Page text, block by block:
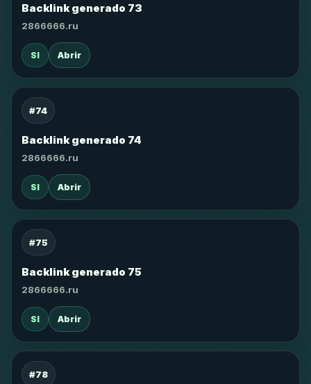
Backlink generado 73
2866666.ru
SI Abrir
#74
Backlink generado 74
2866666.ru
SI Abrir
#75
Backlink generado 75
2866666.ru
SI Abrir
#78